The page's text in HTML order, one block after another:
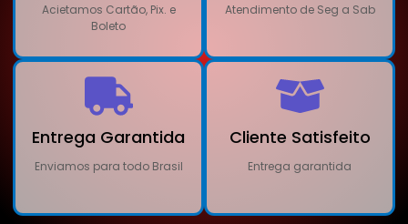
Acietamos Cartão, Pix. e
Boleto
Atendimento de Seg a Sab
Entrega Garantida
Enviamos para todo Brasil
Cliente Satisfeito
Entrega garantida